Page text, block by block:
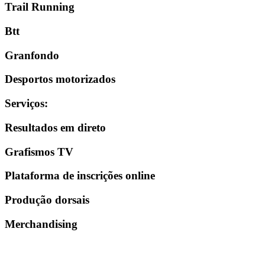
Trail Running
Btt
Granfondo
Desportos motorizados
Serviços:
Resultados em direto
Grafismos TV
Plataforma de inscrições online
Produção dorsais
Merchandising